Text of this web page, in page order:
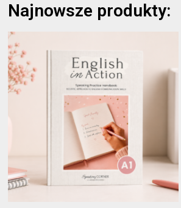
Najnowsze produkty: